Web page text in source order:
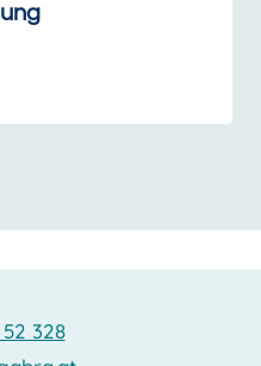
52 328